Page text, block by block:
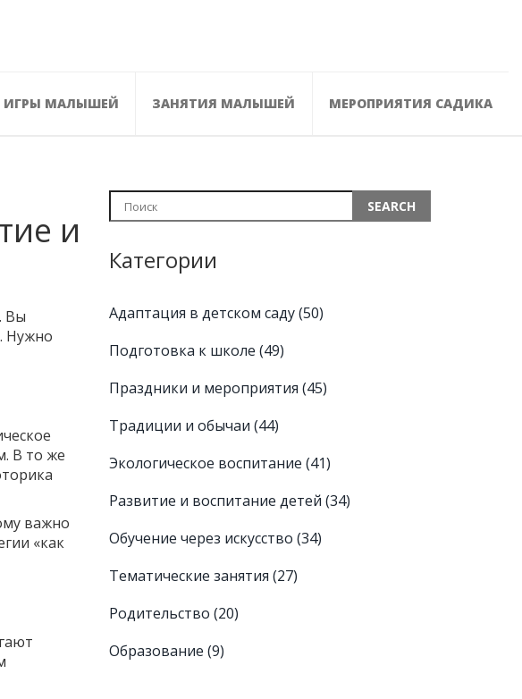
ИГРЫ МАЛЫШЕЙ ЗАНЯТИЯ МАЛЫШЕЙ МЕРОПРИЯТИЯ САДИКА
и
Вы
Нужно
В то же
важно
«как
Категории
Адаптация в детском саду(50)
Подготовка к школе (49)
Праздники и мероприятия (45)
Традиции и обычаи (44)
Экологическое воспитание (41)
Развитие и воспитание детей (34)
Обучение через искусство (34)
Тематические занятия (27)
Родительство (20)
Образование (9)